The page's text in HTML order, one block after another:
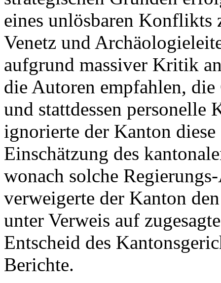
eines unlösbaren Konflikts
Venetz und
aufgrund massiver Kritik
die Autoren empfahlen,
und stattdessen personelle
ignorierte der Kanton
Einschätzung des
wonach solche
verweigerte der Kanton
unter Verweis auf
Entscheid des
Berichte.